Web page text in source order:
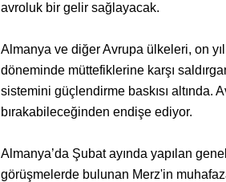
avroluk bir gelir sağlayacak.
Almanya ve diğer Avrupa ülkeleri, on
döneminde müttefiklerine karşı
sistemini güçlendirme baskısı altında.
bırakabileceğinden endişe ediyor.
Almanya’da Şubat ayında yapılan
görüşmelerde bulunan Merz'in